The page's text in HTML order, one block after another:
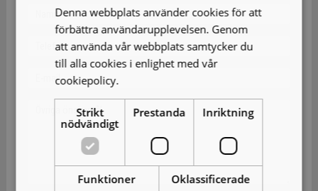
Denna webbplats använder cookies för att
förbättra användarupplevelsen. Genom
att använda vår webbplats samtycker du
till alla cookies i enlighet med vår
cookiepolicy.
Strikt
nödvändigt
Prestanda Inriktning
Funktioner Oklassificerade